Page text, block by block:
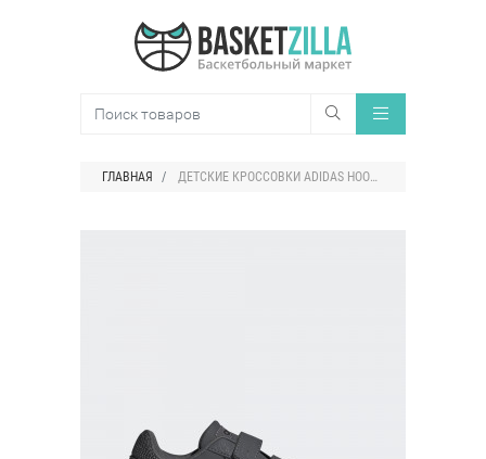
ГЛАВНАЯ ДЕТСКИЕ КРОССОВКИ ADIDAS HOOPS 2.0 LOW STRAP